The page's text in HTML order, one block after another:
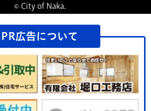
© City of Naka.
PR広告について